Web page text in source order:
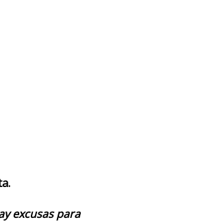
excusas para